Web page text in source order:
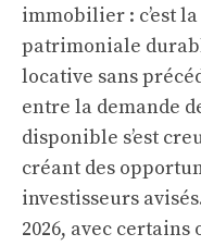
immobilier : c’est
patrimoniale
locative sans
entre la demande
disponible s’est
créant des
investisseurs
2026, avec